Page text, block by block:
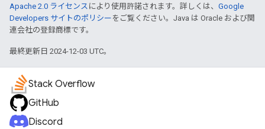
Apache 2.0 ライセンス により使用許諾されます。詳しくは、 Google
Developers サイトのポリシー をご覧ください。Java は Oracle および関
連会社の登録商標です。
最終更新日 2024-12-03 UTC。
Stack Overflow
GitHub
Discord